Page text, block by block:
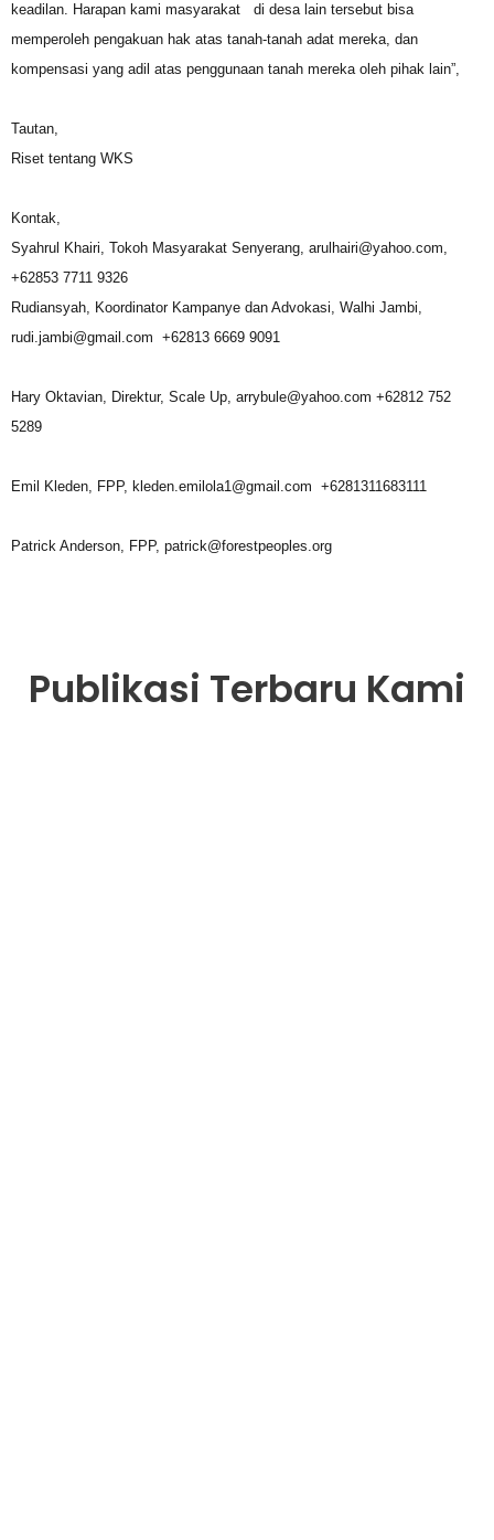
keadilan. Harapan kami masyarakat di desa lain tersebut bisa
memperoleh pengakuan hak atas tanah-tanah adat mereka, dan
kompensasi yang adil atas penggunaan tanah mereka oleh pihak lain”,
Tautan,
Riset tentang WKS
Kontak,
Syahrul Khairi, Tokoh Masyarakat Senyerang, arulhairi@yahoo.com,
+62853 7711 9326
Rudiansyah, Koordinator Kampanye dan Advokasi, Walhi Jambi,
rudi.jambi@gmail.com +62813 6669 9091
Hary Oktavian, Direktur, Scale Up, arrybule@yahoo.com +62812 752
5289
Emil Kleden, FPP, kleden.emilola1@gmail.com +6281311683111
Patrick Anderson, FPP, patrick@forestpeoples.org
Publikasi Terbaru Kami